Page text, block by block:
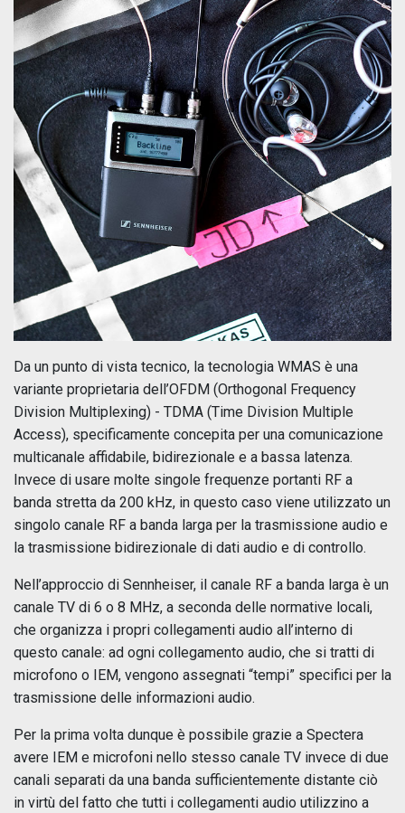
Da un punto di vista tecnico, la tecnologia WMAS è una
variante proprietaria dell’OFDM (Orthogonal Frequency
Division Multiplexing) - TDMA (Time Division Multiple
Access), specificamente concepita per una comunicazione
multicanale affidabile, bidirezionale e a bassa latenza.
Invece di usare molte singole frequenze portanti RF a
banda stretta da 200 kHz, in questo caso viene utilizzato un
singolo canale RF a banda larga per la trasmissione audio e
la trasmissione bidirezionale di dati audio e di controllo.
Nell’approccio di Sennheiser, il canale RF a banda larga è un
canale TV di 6 o 8 MHz, a seconda delle normative locali,
che organizza i propri collegamenti audio all’interno di
questo canale: ad ogni collegamento audio, che si tratti di
microfono o IEM, vengono assegnati “tempi” specifici per la
trasmissione delle informazioni audio.
Per la prima volta dunque è possibile grazie a Spectera
avere IEM e microfoni nello stesso canale TV invece di due
canali separati da una banda sufficientemente distante ciò
in virtù del fatto che tutti i collegamenti audio utilizzino a